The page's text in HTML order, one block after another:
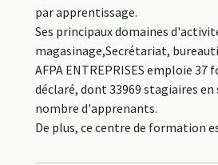
par apprentissage.
Ses principaux domaines
magasinage,Secrétariat,
AFPA ENTREPRISES emploie
déclaré, dont 33969 stagiaires
nombre d'apprenants.
De plus, ce centre de formation